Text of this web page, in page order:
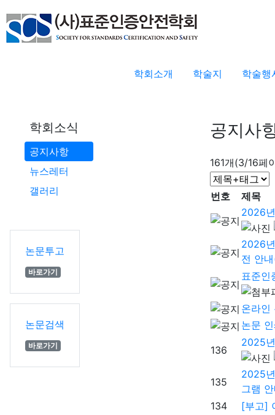
학회소개 학술지 학술행
학회소식
공지사항
뉴스레터
갤러리
논문투고
바로가기
논문검색
바로가기
공지사
161개(3/16페
번호
제목
2026
2026
전 안
표준인
온라인
논문
136
2025
135
2025
그램
134
[부고]